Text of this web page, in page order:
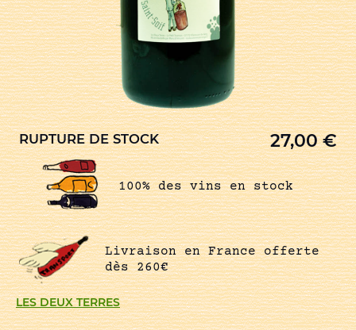
LES DEUX TERRES
RUPTURE DE STOCK 27,00€
100% des vins en stock
Livraison en France offerte
dès 260€